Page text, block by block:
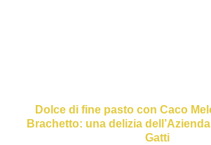
Dolce di fine pasto con Caco
Brachetto: una delizia
Gatti